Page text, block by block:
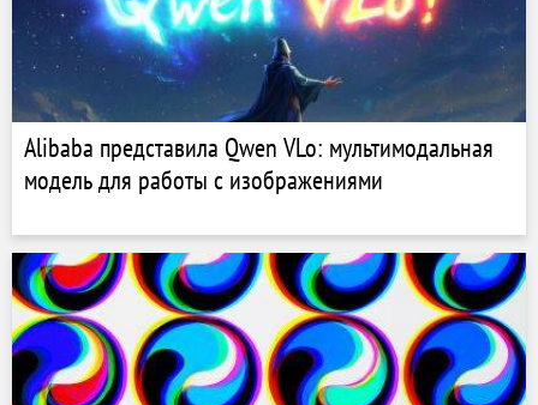
Alibaba представила Qwen VLo: мультимодальная
модель для работы с изображениями